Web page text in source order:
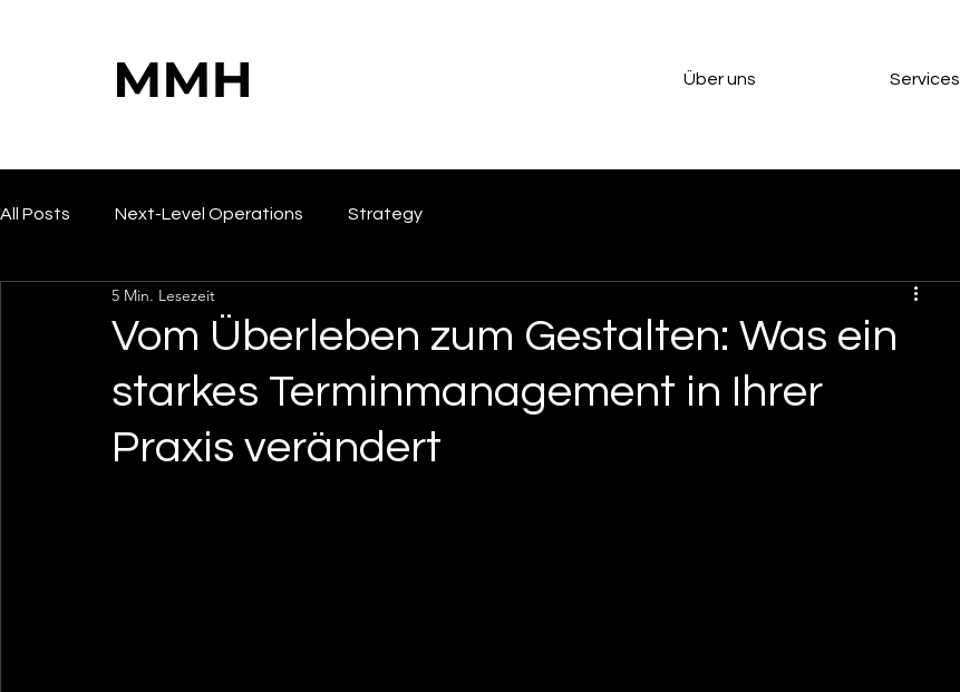
Über uns Services
All Posts Next-Level Operations Strategy
Vom Überleben zum Gestalten: Was ein
starkes Terminmanagement in Ihrer
Praxis verändert
5 Min. Lesezeit